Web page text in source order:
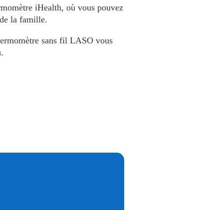
iHealth, où vous pouvez
la famille.
sans fil LASO vous